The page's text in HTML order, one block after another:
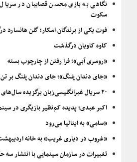
نگاهی به بازی محسن قصابیان در
سکوت
فوت یکی از برندگان اسکار؛ گلن هانسارد
کاوه کاویان درگذشت
«روسری آبی»؛ فرا رفتن از چارچوب بسته
«جای دندان پلنگ»؛ جای دندان پلنگ بر
۲۰ سریال غیرانگلیسی‌زبان برگزیده سال‌های اخیر
اکبر عبدی؛ پدیده کم‌نظیر بازیگری در
«سامی» به ایتالیا می‌رود
«غروب در دیاری غریب» به خانه
تغییرات در سازمان سینمایی با انتشار